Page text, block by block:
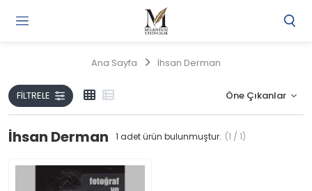
Ana Sayfa İhsan Derman
FILTRELE
İhsan Derman 1 adet ürün bulunmuştur. (1 / 1)